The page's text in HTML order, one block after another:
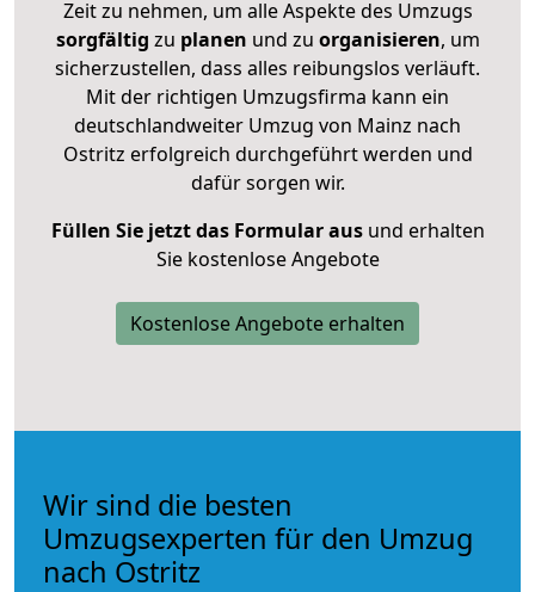
Zeit zu nehmen, um alle Aspekte des Umzugs
sorgfältig zu planen und zu organisieren, um
sicherzustellen, dass alles reibungslos verläuft.
Mit der richtigen Umzugsfirma kann ein
deutschlandweiter Umzug von Mainz nach
Ostritz erfolgreich durchgeführt werden und
dafür sorgen wir.
Füllen Sie jetzt das Formular ausund erhalten
Sie kostenlose Angebote
Kostenlose Angebote erhalten
Wir sind die besten
Umzugsexperten für den Umzug
nach Ostritz